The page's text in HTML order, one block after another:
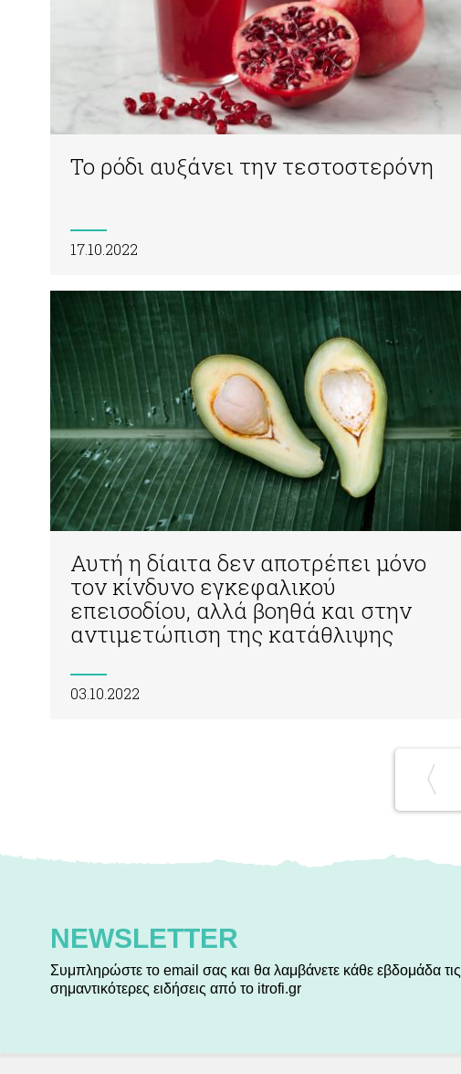
Το ρόδι αυξάνει την τεστοστερόνη
17.10.2022
Αυτή η δίαιτα δεν αποτρέπει μόνο
τον κίνδυνο εγκεφαλικού
επεισοδίου, αλλά βοηθά και στην
αντιμετώπιση της κατάθλιψης
03.10.2022
NEWSLETTER
Συμπληρώστε το email σας και θα λαμβάνετε κάθε εβδομάδα τις
σημαντικότερες ειδήσεις από το itrofi.gr